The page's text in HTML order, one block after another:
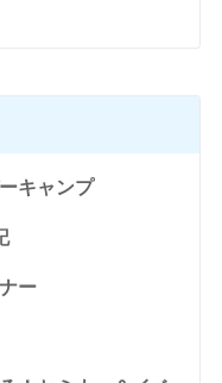
キャンプ
ー